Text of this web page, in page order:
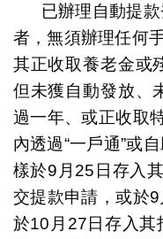
已辦理自動提
者，無須辦理任何
其正收取養老金或
但未獲自動發放、
過一年、或正收取
內透過“一戶通”或
樣於9月25日存入
交提款申請，或於
於10月27日存入其